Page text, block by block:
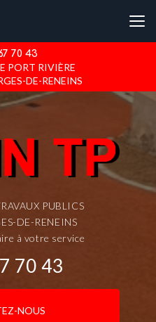
70 43
PORT RIVIÈRE
DE-RENEINS
PUBLICS
DE-RENEINS
à votre service
70 43
NOUS